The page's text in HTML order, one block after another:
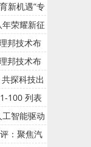
新机遇”专
荣耀新征
邦技术布
邦技术布
探科技出
100 列表
智能驱动
：聚焦汽